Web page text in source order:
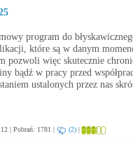
program do
które są w danym
pozwoli więc skutecznie
bądź w pracy przed
ustalonych przez nas
| Pobrań: 1781 | (2) |